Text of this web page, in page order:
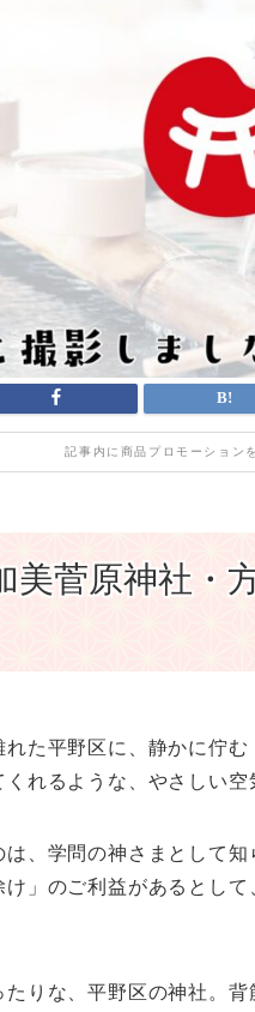
記事内に商品プロモーション
美菅原神社・
た平野区に、静かに佇
れるような、やさしい空
、学問の神さまとして
」のご利益があるとして
りな、平野区の神社。